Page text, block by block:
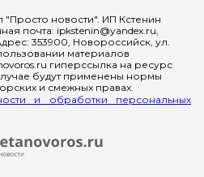
"Просто новости". ИП Кстенин
почта: ipkstenin@yandex.ru,
353900, Новороссийск, ул.
материалов
гиперссылка на ресурс
будут применены нормы
и смежных правах.
и обработки персональных